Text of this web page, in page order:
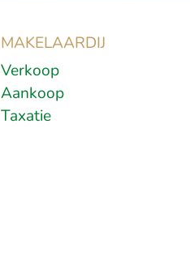
MAKELAARDIJ
Verkoop
Aankoop
Taxatie